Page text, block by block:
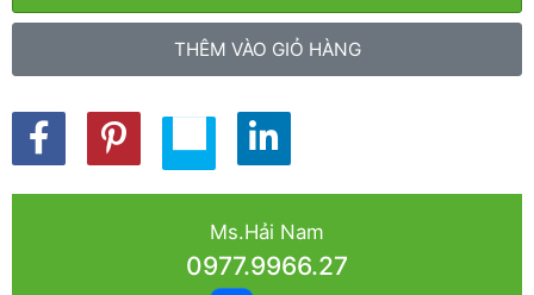
THÊM VÀO GIỎ HÀNG
Ms.Hải Nam
0977.9966.27